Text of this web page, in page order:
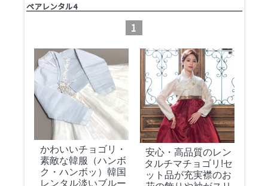
ペアレンタル4
1
かわいいチョゴリ・
素敵な韓服（ハンボ
ク・ハンボッ）韓国
レンタル淡いブルー
安心・高品質のレン
タルチマチョゴリ!セ
ット品が充実襟のお